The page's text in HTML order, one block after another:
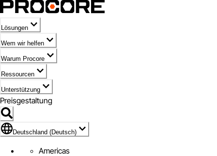
Lösungen
Wem wir helfen
Warum Procore
Ressourcen
Unterstützung
Preisgestaltung
Markieren des Symbols für Deutschland (Deutsch)
Deutschland (Deutsch)
Americas